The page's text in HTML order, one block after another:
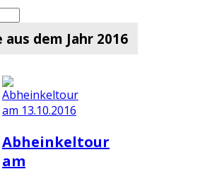
dem Jahr 2016
Abheinkeltour
am